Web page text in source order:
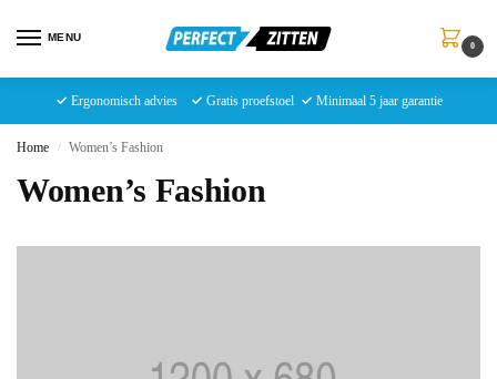
MENU
0
✓ Ergonomisch advies ✓ Gratis proefstoel ✓ Minimaal 5 jaar garantie
Home / Women’s Fashion
Women’s Fashion